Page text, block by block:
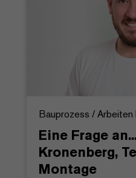
Bauprozess / Arbeiten
Eine Frage
Kronenberg,
Montage